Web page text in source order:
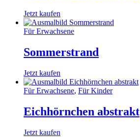
Jetzt kaufen
Für Erwachsene
Sommerstrand
Jetzt kaufen
Für Erwachsene, Für Kinder
Eichhörnchen abstrakt
Jetzt kaufen